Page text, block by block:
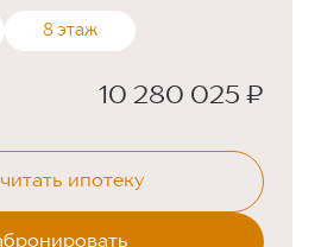
8 этаж
10 280 025 ₽
Расчитать ипотеку